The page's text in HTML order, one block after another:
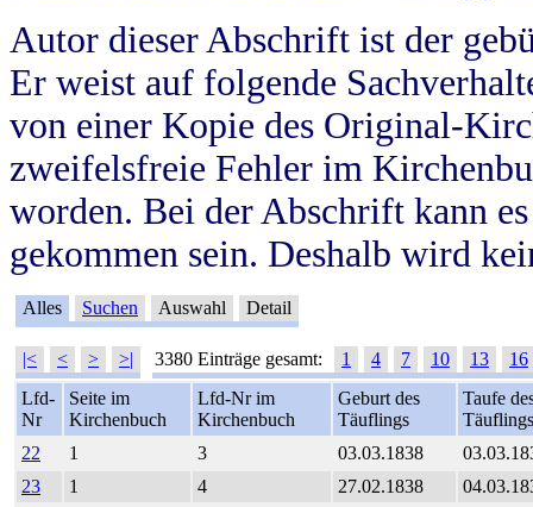
Autor dieser Abschrift ist der
Er weist auf folgende
von einer Kopie des Original-
zweifelsfreie Fehler im
worden. Bei der Abschrift kann
gekommen sein. Deshalb wird
Alles Suchen Auswahl Detail
|< < > >| 3380 Einträge gesamt: 1 4 7 10 13
16
Lfd-
Nr
Seite im
Kirchenbuch
Lfd-Nr im
Kirchenbuch
Geburt des
Täuflings
Taufe
Täuflings
22
1 3 03.03.1838
23
1 4 27.02.1838